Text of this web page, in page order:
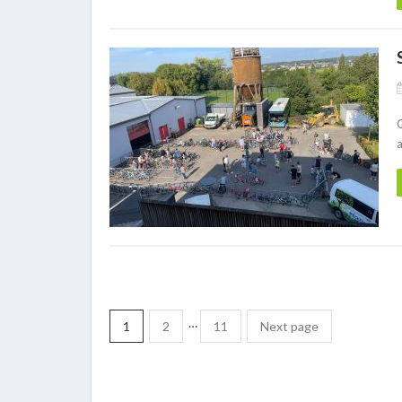
1 2 … 11 Next page